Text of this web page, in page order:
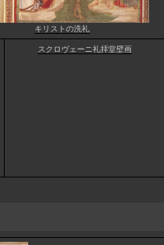
キリストの洗礼
スクロヴェーニ礼拝堂壁画